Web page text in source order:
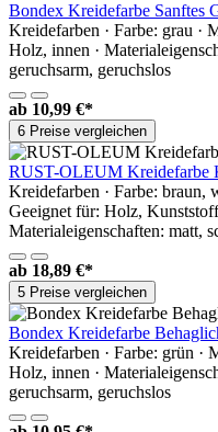
Bondex Kreidefarbe Sanftes
Kreidefarben · Farbe: grau ·
Holz, innen ·
geruchsarm, geruchslos
ab 10,99 €*
6 Preise vergleichen
RUST-OLEUM Kreidefarbe
Kreidefarben · Farbe: braun,
Geeignet für: Holz,
Materialeigenschaften: matt,
ab 18,89 €*
5 Preise vergleichen
Bondex Kreidefarbe
Kreidefarben · Farbe: grün ·
Holz, innen ·
geruchsarm, geruchslos